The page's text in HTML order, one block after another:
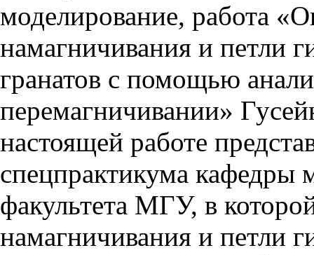
моделирование, работа
намагничивания и петли
гранатов с помощью
перемагничивании»
настоящей работе
спецпрактикума кафедры
факультета МГУ, в
намагничивания и петли